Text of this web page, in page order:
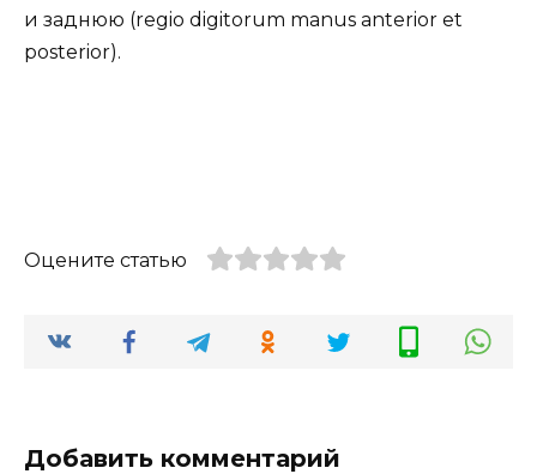
и заднюю (regio digitorum manus anterior et
posterior).
Оцените статью
Добавить комментарий